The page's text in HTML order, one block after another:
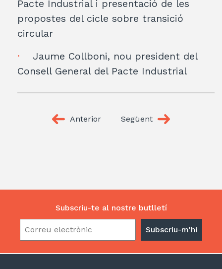
Pacte Industrial i presentació de les
propostes del cicle sobre transició
circular
Jaume Collboni, nou president del
Consell General del Pacte Industrial
Anterior Següent
Subscriu-te al nostre butlletí